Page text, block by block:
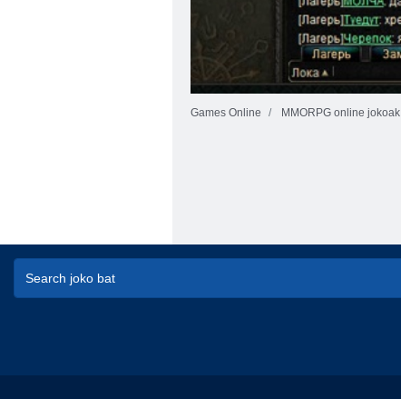
Games Online MMORPG online jokoak